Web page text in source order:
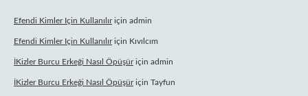
Efendi Kimler Için Kullanılıriçin admin
Efendi Kimler Için Kullanılıriçin Kıvılcım
İKizler Burcu Erkeği Nasıl Öpüşüriçin admin
İKizler Burcu Erkeği Nasıl Öpüşüriçin Tayfun